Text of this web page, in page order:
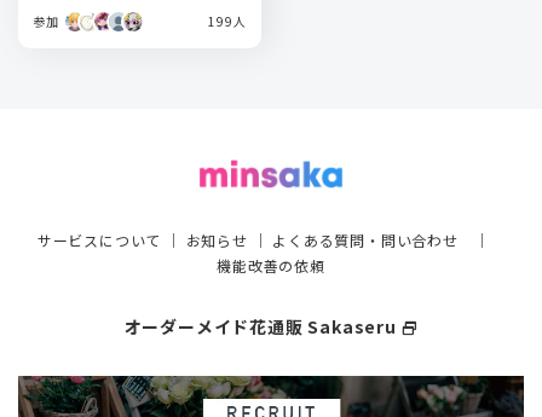
参加 199人
サービスについて ｜ お知らせ ｜ よくある質問・問い合わせ ｜
機能改善の依頼
オーダーメイド花通販 Sakaseru select_window